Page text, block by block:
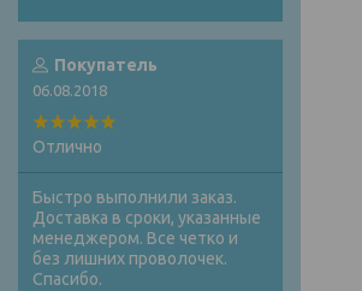
Покупатель
06.08.2018
Отлично
Быстро выполнили заказ.
Доставка в сроки, указанные
менеджером. Все четко и
без лишних проволочек.
Спасибо.